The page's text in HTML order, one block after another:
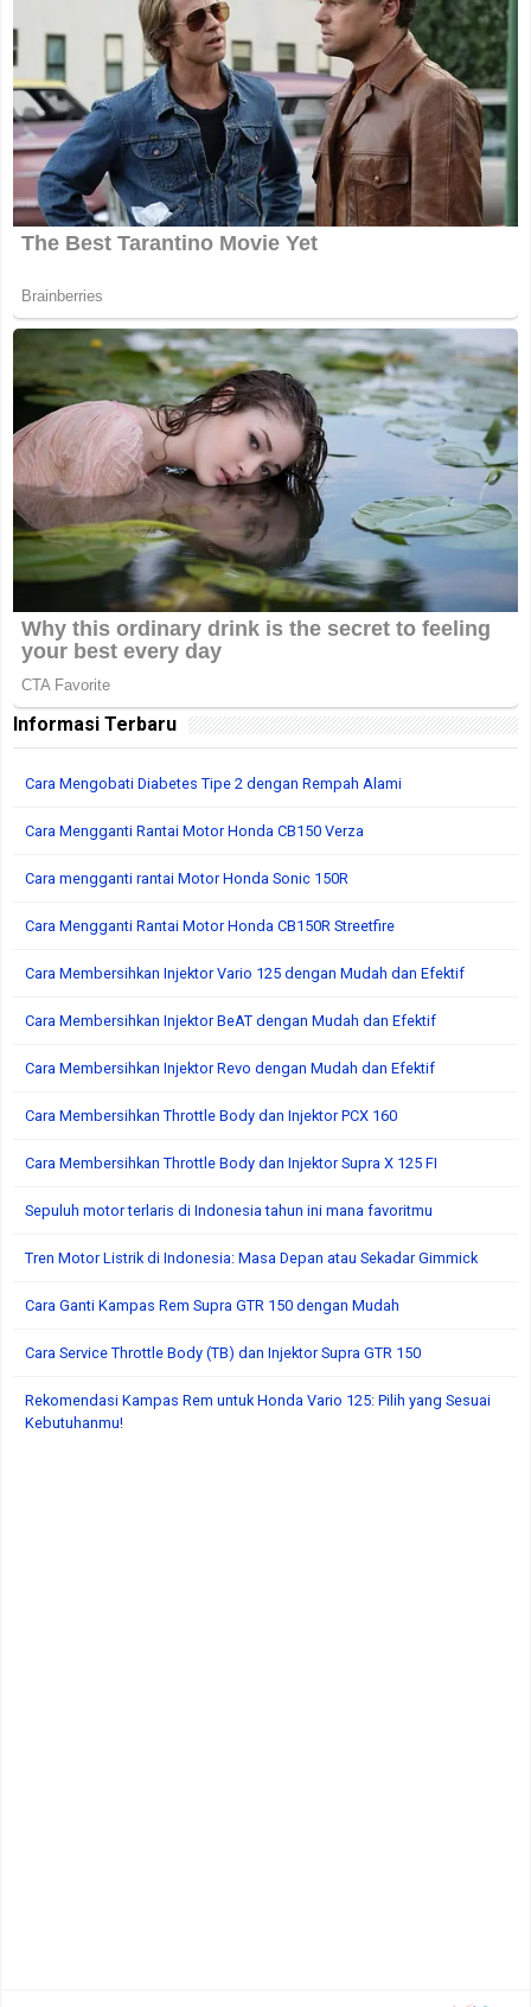
Informasi Terbaru
Cara Mengobati Diabetes Tipe 2 dengan Rempah Alami
Cara Mengganti Rantai Motor Honda CB150 Verza
Cara mengganti rantai Motor Honda Sonic 150R
Cara Mengganti Rantai Motor Honda CB150R Streetfire
Cara Membersihkan Injektor Vario 125 dengan Mudah dan Efektif
Cara Membersihkan Injektor BeAT dengan Mudah dan Efektif
Cara Membersihkan Injektor Revo dengan Mudah dan Efektif
Cara Membersihkan Throttle Body dan Injektor PCX 160
Cara Membersihkan Throttle Body dan Injektor Supra X 125 FI
Sepuluh motor terlaris di Indonesia tahun ini mana favoritmu
Tren Motor Listrik di Indonesia: Masa Depan atau Sekadar Gimmick
Cara Ganti Kampas Rem Supra GTR 150 dengan Mudah
Cara Service Throttle Body (TB) dan Injektor Supra GTR 150
Rekomendasi Kampas Rem untuk Honda Vario 125: Pilih yang Sesuai
Kebutuhanmu!